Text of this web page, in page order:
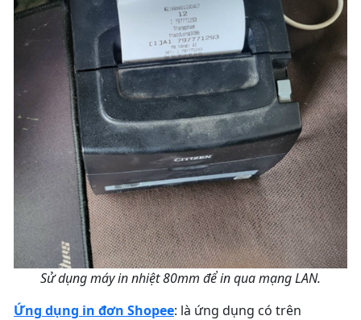
Sử dụng máy in nhiệt 80mm để in qua mạng LAN.
Ứng dụng in đơn Shopee: là ứng dụng có trên